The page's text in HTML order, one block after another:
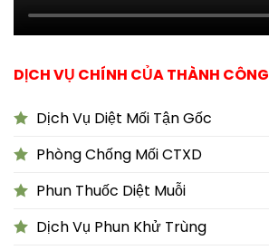
DỊCH VỤ CHÍNH CỦA THÀNH CÔNG
Dịch Vụ Diệt Mối Tận Gốc
Phòng Chống Mối CTXD
Phun Thuốc Diệt Muỗi
Dịch Vụ Phun Khử Trùng